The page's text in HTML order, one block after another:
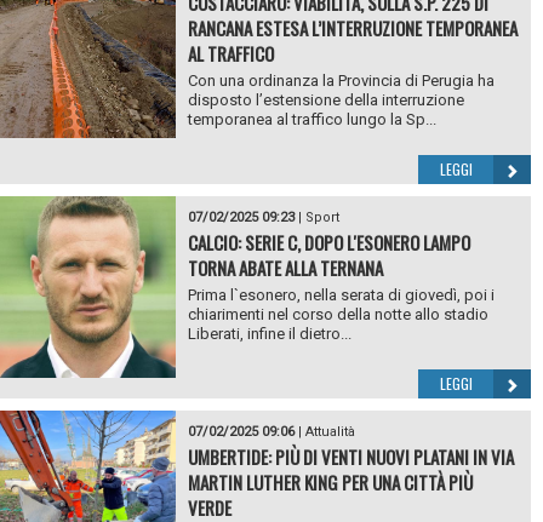
RANCANA ESTESA L’INTERRUZIONE TEMPORANEA
AL TRAFFICO
Con una ordinanza la Provincia di Perugia ha
disposto l’estensione della interruzione
temporanea al traffico lungo la Sp...
LEGGI
07/02/2025 09:23| Sport
CALCIO: SERIE C, DOPO L'ESONERO LAMPO
TORNA ABATE ALLA TERNANA
Prima l`esonero, nella serata di giovedì, poi i
chiarimenti nel corso della notte allo stadio
Liberati, infine il dietro...
LEGGI
07/02/2025 09:06| Attualità
UMBERTIDE: PIÙ DI VENTI NUOVI PLATANI IN VIA
MARTIN LUTHER KING PER UNA CITTÀ PIÙ
VERDE